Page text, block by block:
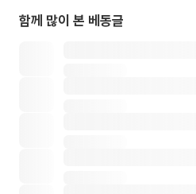
함께 많이 본 베동글